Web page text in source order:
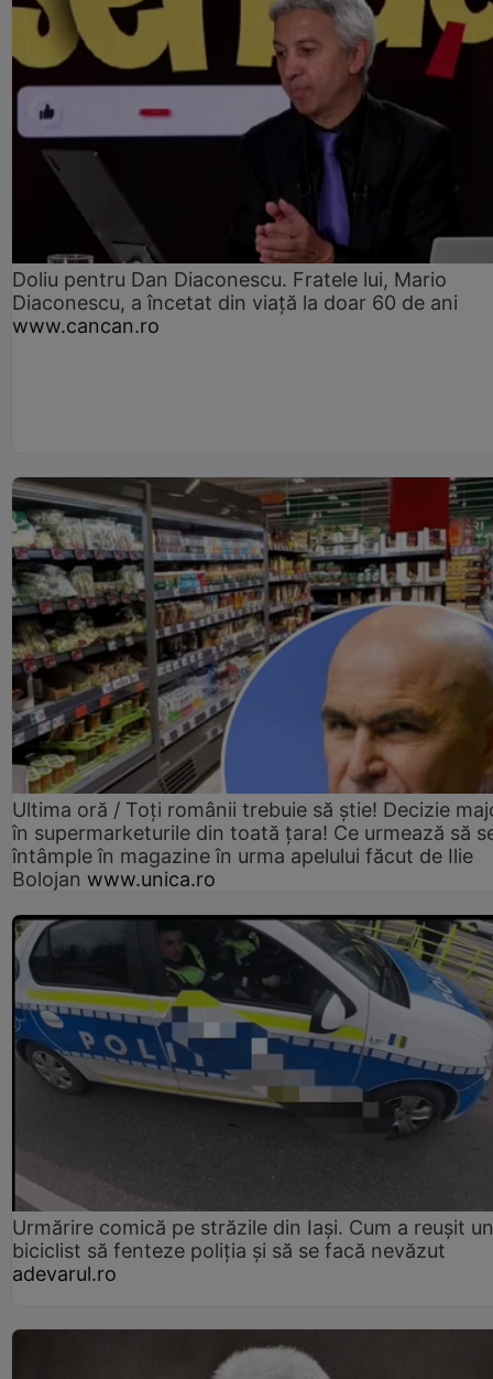
Doliu pentru Dan Diaconescu. Fratele lui, Mario
Diaconescu, a încetat din viață la doar 60 de ani
www.cancan.ro
Ultima oră / Toți românii trebuie să știe! Decizie
în supermarketurile din toată țara! Ce urmează să
întâmple în magazine în urma apelului făcut de Ilie
Bolojan www.unica.ro
Urmărire comică pe străzile din Iași. Cum a reușit un
biciclist să fenteze poliția și să se facă nevăzut
adevarul.ro